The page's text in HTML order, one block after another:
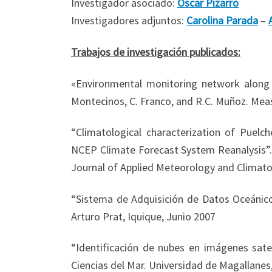
Investigador asociado: Oscar Pizarro
Investigadores adjuntos: Carolina Parada –
Trabajos de investigación publicados:
«Environmental monitoring network
Montecinos, C. Franco, and R.C. Muñoz.
“Climatological characterization of
NCEP Climate Forecast System
Journal of Applied Meteorology and
“Sistema de Adquisición de Datos
Arturo Prat, Iquique, Junio 2007
“Identificación de nubes en imágenes
Ciencias del Mar. Universidad de